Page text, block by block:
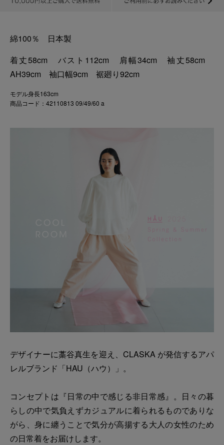
綿100％ 日本製
着丈58cm バスト112cm 肩幅34cm 袖丈58cm
AH39cm 袖口幅9cm 裾廻り92cm
モデル身長163cm
商品コード：42110813 09/49/60 a
デザイナーに藁谷真生を迎え、CLASKA が発信するアパ
レルブランド「HAU（ハウ）」。
コンセプトは『日常の中で感じる非日常感』。日々の暮
らしの中で気負えずカジュアルに着られるものでありな
がら、身に纏うことで気分が高揚する大人の女性のため
の日常着をお届けします。